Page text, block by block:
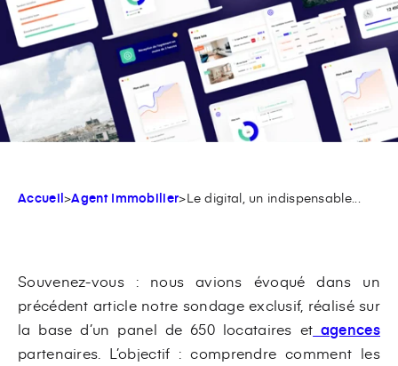
Accueil>Agent Immobilier>Le digital, un indispensable...
Souvenez-vous : nous avions évoqué dans un
précédent article notre sondage exclusif, réalisé sur
la base d’un panel de 650 locataires et agences
partenaires. L’objectif : comprendre comment les